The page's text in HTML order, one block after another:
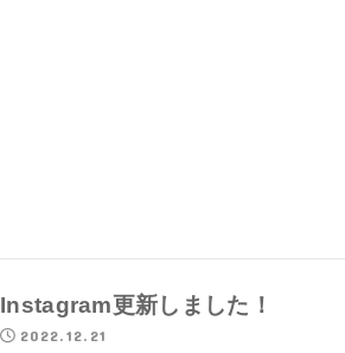
Instagram更新しました！
2022.12.21